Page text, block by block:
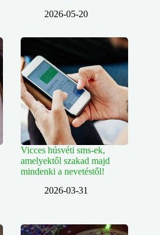
2026-05-20
Vicces húsvéti sms-ek,
amelyektől szakad majd
mindenki a nevetéstől!
2026-03-31